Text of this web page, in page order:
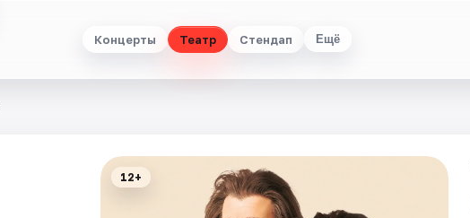
Концерты Театр Стендап Ещё
12+